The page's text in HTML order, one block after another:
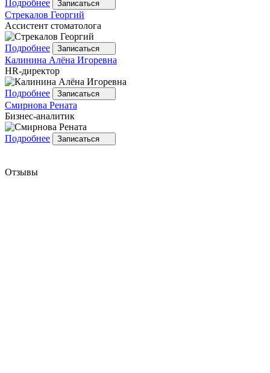
Подробнее Записаться
Стрекалов Георгий
Ассистент стоматолога
Подробнее Записаться
Калинина Алёна Игоревна
HR-директор
Подробнее Записаться
Смирнова Рената
Бизнес-аналитик
Подробнее Записаться
Отзывы